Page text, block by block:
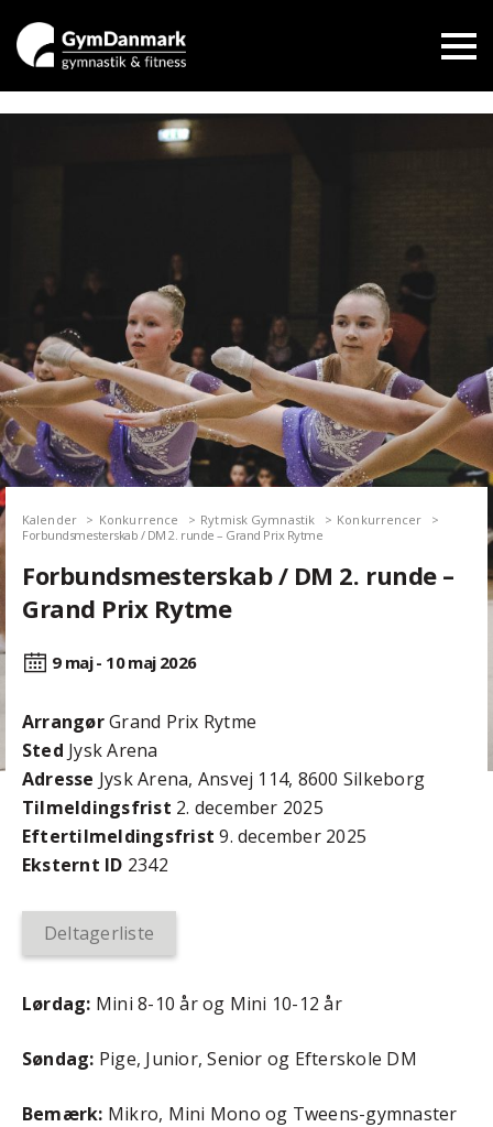
Kalender Konkurrence Rytmisk Gymnastik
Konkurrencer
Forbundsmesterskab / DM 2. runde – Grand Prix Rytme
Forbundsmesterskab / DM 2. runde –
Grand Prix Rytme
9 maj - 10 maj 2026
ArrangørGrand Prix Rytme
Sted Jysk Arena
Adresse Jysk Arena, Ansvej 114, 8600 Silkeborg
Tilmeldingsfrist 2. december 2025
Efter­tilmeldings­frist 9. december 2025
Eksternt ID 2342
Deltagerliste
Lørdag: Mini 8-10 år og Mini 10-12 år
Søndag: Pige, Junior, Senior og Efterskole DM
Bemærk: Mikro, Mini Mono og Tweens-gymnaster